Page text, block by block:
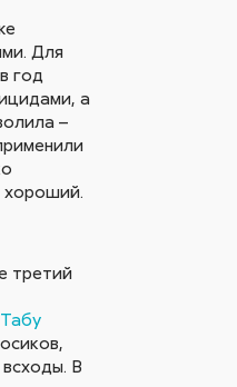
Для
год
а
–
хороший.
третий
Табу
В